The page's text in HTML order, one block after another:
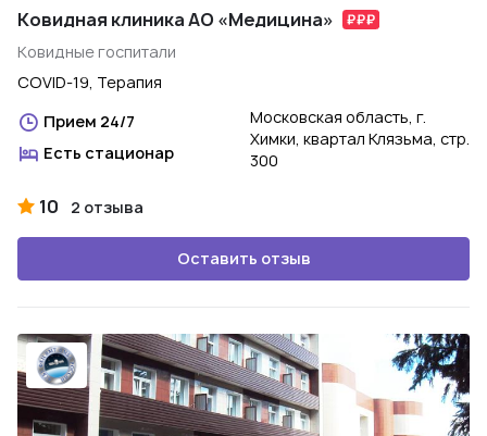
Ковидная клиника АО «Медицина»
Ковидные госпитали
COVID-19, Терапия
Прием 24/7
Есть стационар
Московская область, г.
Химки, квартал Клязьма, стр.
300
10 2 отзыва
Оставить отзыв